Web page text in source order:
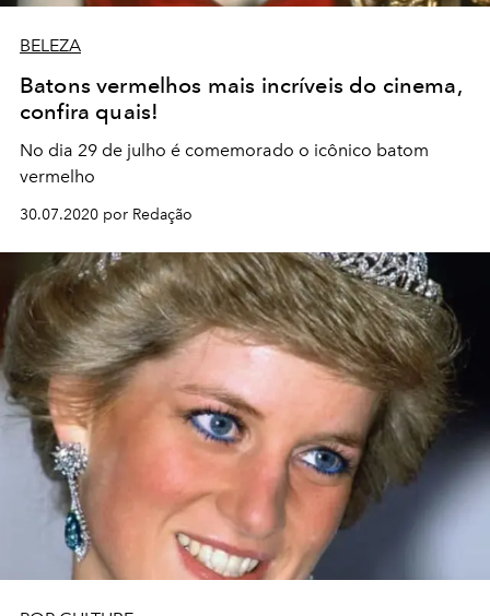
BELEZA
Batons vermelhos mais incríveis do cinema,
confira quais!
No dia 29 de julho é comemorado o icônico batom
vermelho
30.07.2020 por Redação